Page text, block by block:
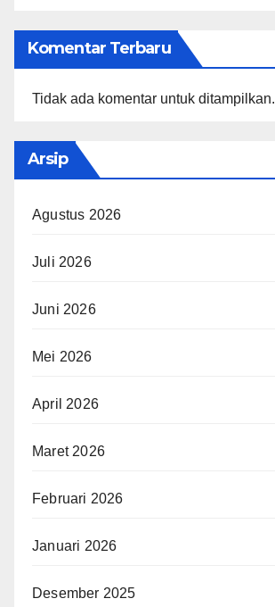
Komentar Terbaru
Tidak ada komentar untuk ditampilkan.
Arsip
Agustus 2026
Juli 2026
Juni 2026
Mei 2026
April 2026
Maret 2026
Februari 2026
Januari 2026
Desember 2025